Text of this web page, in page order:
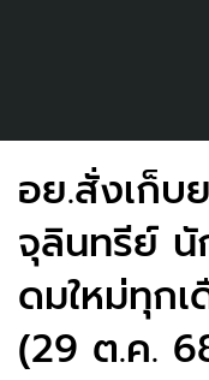
อย.สั่งเก็บ
จุลินทรีย์ นั
ดมใหม่ทุกเ
(29 ต.ค.